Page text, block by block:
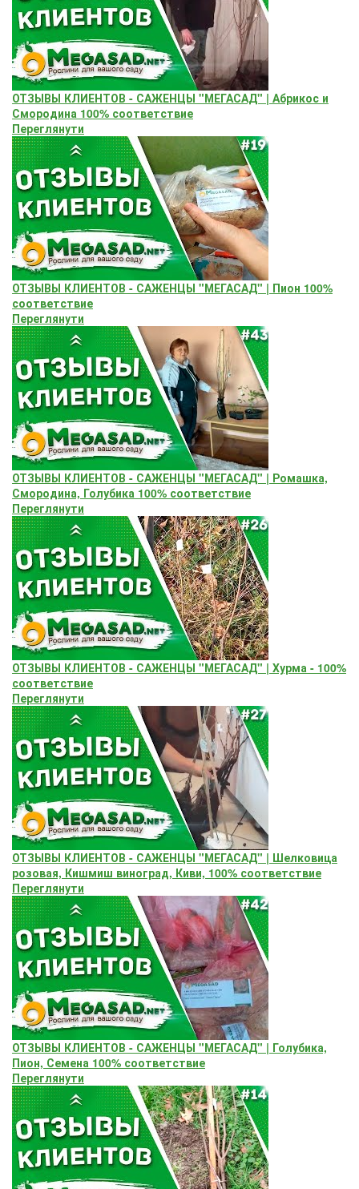
ОТЗЫВЫ КЛИЕНТОВ - САЖЕНЦЫ "МЕГАСАД" | Абрикос и
Смородина 100% соответствие
Переглянути
ОТЗЫВЫ КЛИЕНТОВ - САЖЕНЦЫ "МЕГАСАД" | Пион 100%
соответствие
Переглянути
ОТЗЫВЫ КЛИЕНТОВ - САЖЕНЦЫ "МЕГАСАД" | Ромашка,
Смородина, Голубика 100% соответствие
Переглянути
ОТЗЫВЫ КЛИЕНТОВ - САЖЕНЦЫ "МЕГАСАД" | Хурма - 100%
соответствие
Переглянути
ОТЗЫВЫ КЛИЕНТОВ - САЖЕНЦЫ "МЕГАСАД" | Шелковица
розовая, Кишмиш виноград, Киви, 100% соответствие
Переглянути
ОТЗЫВЫ КЛИЕНТОВ - САЖЕНЦЫ "МЕГАСАД" | Голубика,
Пион, Семена 100% соответствие
Переглянути